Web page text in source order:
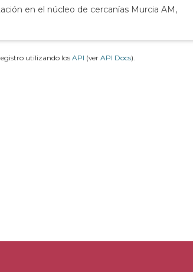
en el núcleo de cercanías Murcia AM,
utilizando los API (ver API Docs).